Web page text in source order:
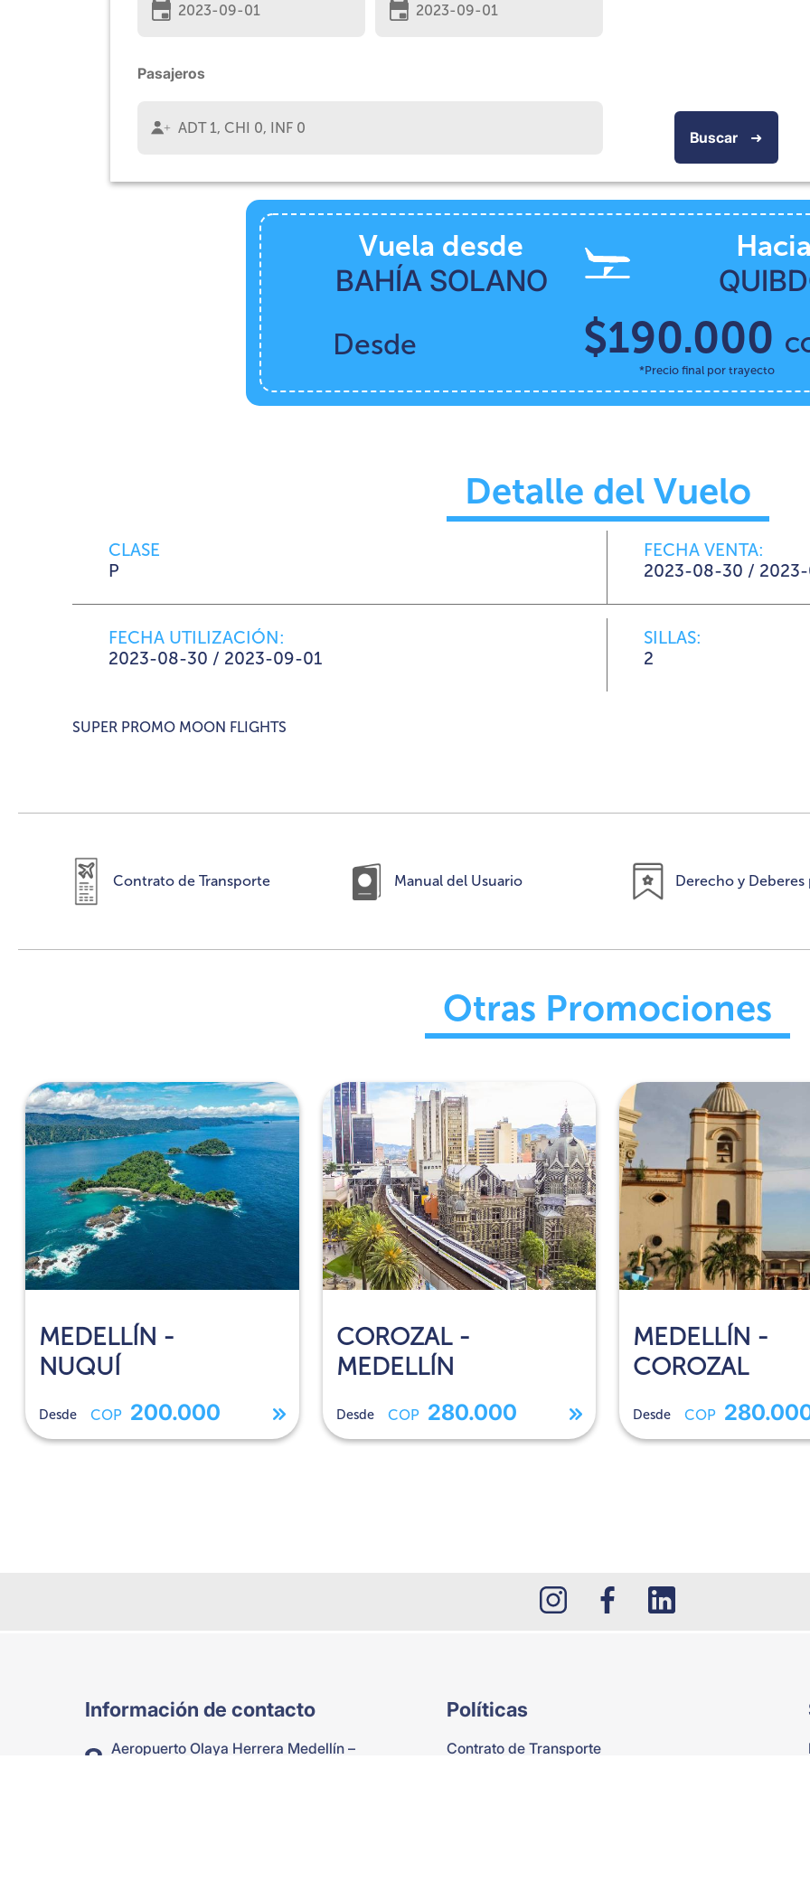
Pasajeros
Buscar ➜
Vuela desde
BAHÍA SOLANO
Desde $190.000
*Precio final por trayecto
Detalle del Vuelo
CLASE
P
FECHA VENTA:
2023-08-30 /
FECHA UTILIZACIÓN:
2023-08-30 / 2023-09-01
SILLAS:
2
SUPER PROMO MOON FLIGHTS
Contrato de Transporte Manual del Usuario Derecho y Deberes
Otras Promociones
MEDELLÍN -
NUQUÍ
Desde COP 200.000
COROZAL -
MEDELLÍN
Desde COP 280.000
MEDELLÍN -
COROZAL
Desde COP
Información de contacto
Aeropuerto Olaya Herrera Medellín –
Políticas
Contrato de Transporte